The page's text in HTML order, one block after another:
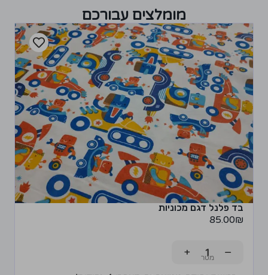
מומלצים עבורכם
בד פלנל דגם מכוניות
85.00₪
−
+